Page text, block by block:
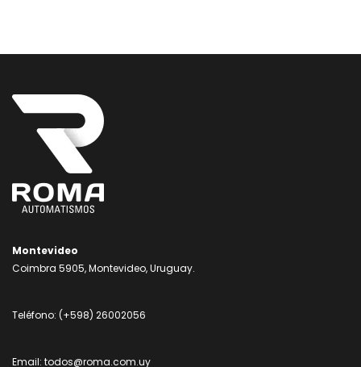
Montevideo
Coimbra 5905, Montevideo, Uruguay.
Teléfono: (+598) 26002056
Email: todos@roma.com.uy